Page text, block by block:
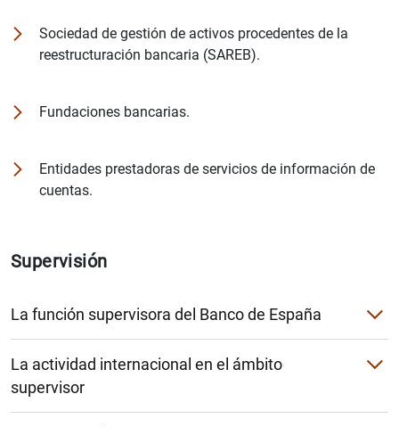
Supervisión
La función supervisora del Banco de España
Razones para su existencia
El modelo de supervisión en España
La actividad internacional en el ámbito
supervisor
ASBA
Sociedad de gestión de activos procedentes de la
reestructuración bancaria (SAREB).
Fundaciones bancarias.
Entidades prestadoras de servicios de información de
cuentas.